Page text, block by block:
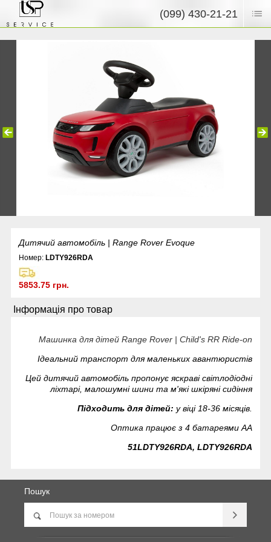
(099) 430-21-21
Дитячий автомобіль | Range Rover Evoque
Номер:LDTY926RDA
5853.75 грн.
Інформація про товар
Машинка для дітей Range Rover | Child's RR Ride-on
Ідеальний транспорт для маленьких авантюристів
Цей дитячий автомобіль пропонує яскраві світлодіодні
ліхтарі, малошумні шини та м'які шкіряні сидіння
Підходить для дітей: у віці 18-36 місяців.
Оптика працює з 4 батареями АА
51LDTY926RDA, LDTY926RDA
Пошук